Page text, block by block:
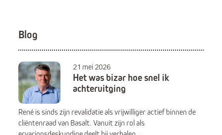
Blog
21 mei 2026
Het was bizar hoe snel ik
achteruitging
René is sinds zijn revalidatie als vrijwilliger actief binnen de
cliëntenraad van Basalt. Vanuit zijn rol als